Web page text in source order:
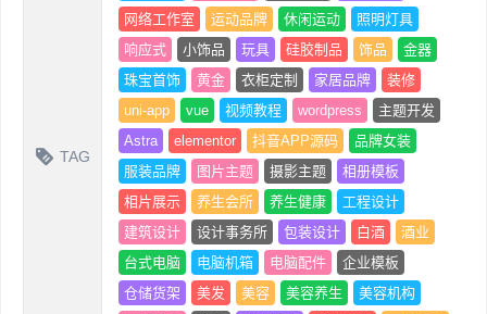
TAG
网络工作室
运动品牌 休闲运动
照明灯具
响应式
小饰品 玩具 硅胶制品 饰品
金器
珠宝首饰
黄金 衣柜定制 家居品牌
装修
uni-app
vue 视频教程 wordpress
主题开发
Astra
elementor 抖音APP源码
品牌女装
服装品牌
图片主题 摄影主题
相册模板
相片展示
养生会所 养生健康
工程设计
建筑设计
设计事务所 包装设计 白酒
酒业
台式电脑
电脑机箱 电脑配件
企业模板
仓储货架
美发 美容 美容养生
美容机构